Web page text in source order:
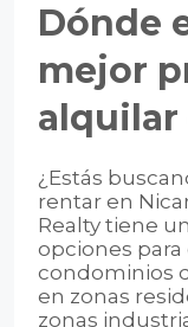
Dónde
mejor
alquilar
¿Estás
rentar en
Realty tiene
opciones
condominios
en zonas
zonas